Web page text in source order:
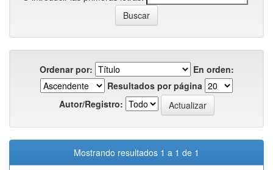
Ordenar por:
En orden:
Resultados por página
Autor/Registro:
Mostrando resultados 1 a 1 de 1